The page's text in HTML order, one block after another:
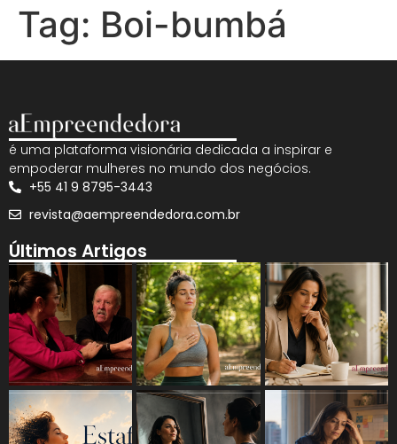
Tag: Boi-bumbá
é uma plataforma visionária dedicada a inspirar e
empoderar mulheres no mundo dos negócios.
+55 41 9 8795-3443
revista@aempreendedora.com.br
Últimos Artigos